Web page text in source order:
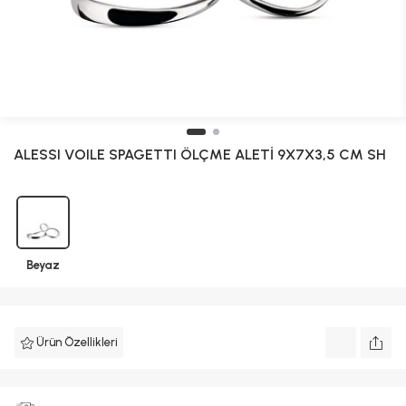
ALESSI VOILE SPAGETTI ÖLÇME ALETİ 9X7X3,5 CM SH
Beyaz
Ürün Özellikleri